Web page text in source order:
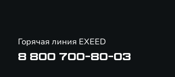
Горячая линия EXEED
8 800 700-80-03